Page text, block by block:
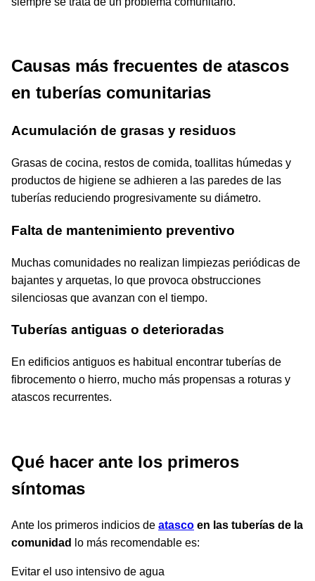
Causas más frecuentes de atascos
en tuberías comunitarias
Acumulación de grasas y residuos
Grasas de cocina, restos de comida, toallitas húmedas y
productos de higiene se adhieren a las paredes de las
tuberías reduciendo progresivamente su diámetro.
Falta de mantenimiento preventivo
Muchas comunidades no realizan limpiezas periódicas de
bajantes y arquetas, lo que provoca obstrucciones
silenciosas que avanzan con el tiempo.
Tuberías antiguas o deterioradas
En edificios antiguos es habitual encontrar tuberías de
fibrocemento o hierro, mucho más propensas a roturas y
atascos recurrentes.
Qué hacer ante los primeros
síntomas
Ante los primeros indicios de atasco en las tuberías de la
comunidad
lo más recomendable es:
Evitar el uso intensivo de agua